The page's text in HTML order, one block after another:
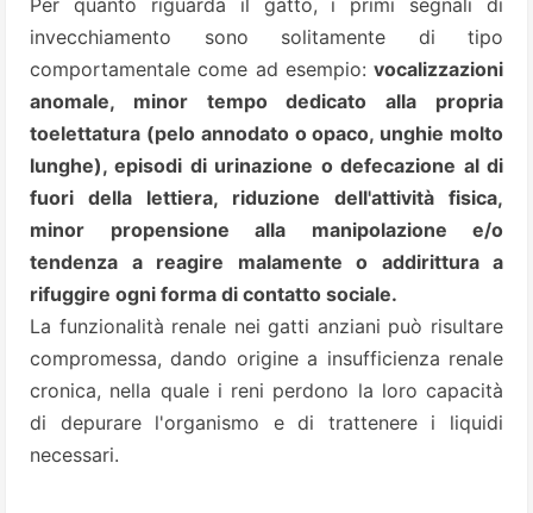
Per quanto riguarda il gatto, i primi segnali di
invecchiamento sono solitamente di tipo
comportamentale come ad esempio: vocalizzazioni
anomale, minor tempo dedicato alla propria
toelettatura (pelo annodato o opaco, unghie molto
lunghe), episodi di urinazione o defecazione al di
fuori della lettiera, riduzione dell'attività fisica,
minor propensione alla manipolazione e/o
tendenza a reagire malamente o addirittura a
rifuggire ogni forma di contatto sociale.
La funzionalità renale nei gatti anziani può risultare
compromessa, dando origine a insufficienza renale
cronica, nella quale i reni perdono la loro capacità
di depurare l'organismo e di trattenere i liquidi
necessari.